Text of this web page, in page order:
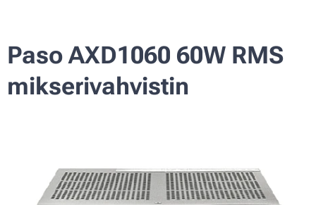
Paso AXD1060 60W RMS
mikserivahvistin